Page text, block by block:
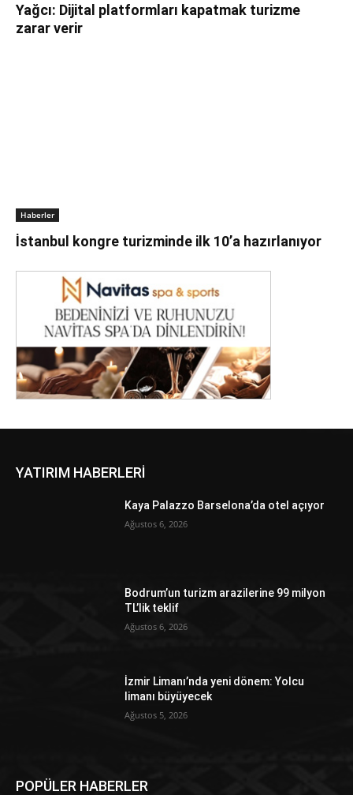
Yağcı: Dijital platformları kapatmak turizme
zarar verir
Haberler
İstanbul kongre turizminde ilk 10’a hazırlanıyor
YATIRIM HABERLERİ
Kaya Palazzo Barselona’da otel açıyor
Ağustos 6, 2026
Bodrum’un turizm arazilerine 99 milyon
TL’lik teklif
Ağustos 6, 2026
İzmir Limanı’nda yeni dönem: Yolcu
limanı büyüyecek
Ağustos 5, 2026
POPÜLER HABERLER